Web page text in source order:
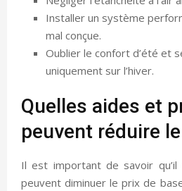
Installer un système
mal conçue.
Oublier le confort d’été et
uniquement sur l’hiver.
Quelles aides et
peuvent réduire
Il est important de savoir
peuvent diminuer le prix de